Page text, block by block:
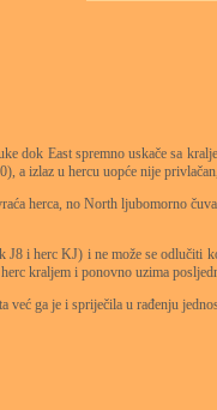
dok East spremno uskače sa
a izlaz u hercu uopće nije
herca, no North ljubomorno
i herc KJ) i ne može se
kraljem i ponovno uzima
ga je i spriječila u rađenju